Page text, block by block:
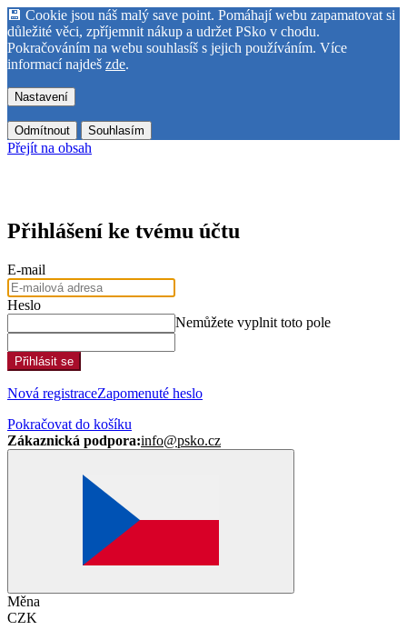
💾 Cookie jsou náš malý save point. Pomáhají webu zapamatovat si
důležité věci, zpříjemnit nákup a udržet PSko v chodu.
Pokračováním na webu souhlasíš s jejich používáním. Více
informací najdeš zde.
Nastavení
Odmítnout Souhlasím
Přejít na obsah
Přihlášení ke tvému účtu
E-mail
Heslo
Nemůžete vyplnit toto pole
Přihlásit se
Nová registraceZapomenuté heslo
Pokračovat do košíku
Zákaznická podpora:info@psko.cz
Měna
CZK